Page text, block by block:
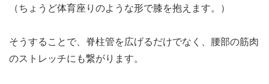
（ちょうど体育座りのような形で膝を抱えます。）
そうすることで、脊柱管を広げるだけでなく、腰部の筋肉
のストレッチにも繋がります。